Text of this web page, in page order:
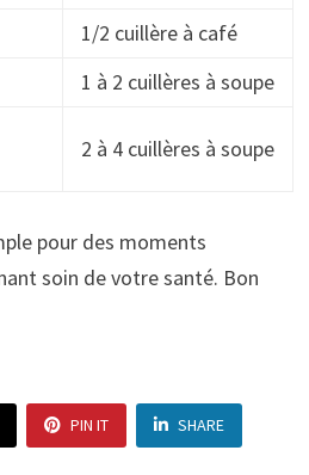
1/2 cuillère à café
1 à 2 cuillères à soupe
2 à 4 cuillères à soupe
pour des moments
soin de votre santé. Bon
PIN IT SHARE